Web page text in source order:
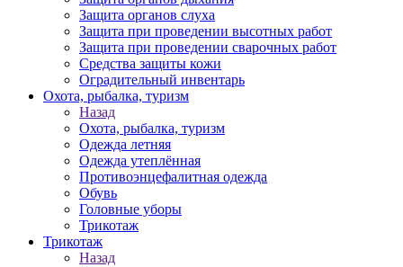
Защита органов слуха
Защита при проведении высотных работ
Защита при проведении сварочных работ
Средства защиты кожи
Оградительный инвентарь
Охота, рыбалка, туризм
Назад
Охота, рыбалка, туризм
Одежда летняя
Одежда утеплённая
Противоэнцефалитная одежда
Обувь
Головные уборы
Трикотаж
Трикотаж
Назад